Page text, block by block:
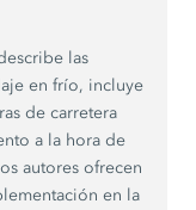
las
en frío, incluye
de carretera
a la hora de
autores ofrecen
en la